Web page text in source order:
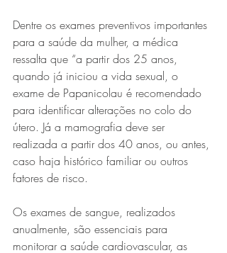
Dentre os exames preventivos importantes
para a saúde da mulher, a médica
ressalta que “a partir dos 25 anos,
quando já iniciou a vida sexual, o
exame de Papanicolau é recomendado
para identificar alterações no colo do
útero. Já a mamografia deve ser
realizada a partir dos 40 anos, ou antes,
caso haja histórico familiar ou outros
fatores de risco.
Os exames de sangue, realizados
anualmente, são essenciais para
monitorar a saúde cardiovascular, as